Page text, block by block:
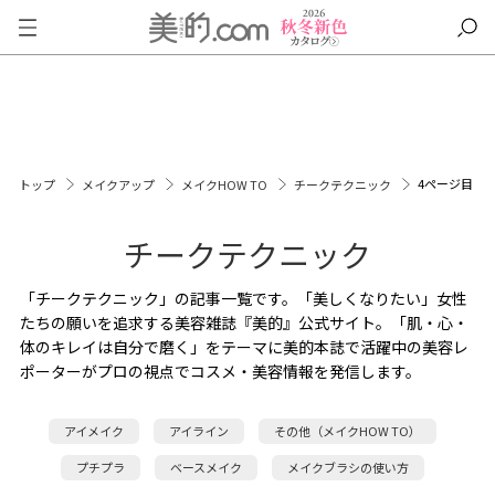
トップ メイクアップ メイクHOW TO チークテクニック 4ページ目
チークテクニック
「チークテクニック」の記事一覧です。「美しくなりたい」女性
たちの願いを追求する美容雑誌『美的』公式サイト。「肌・心・
体のキレイは自分で磨く」をテーマに美的本誌で活躍中の美容レ
ポーターがプロの視点でコスメ・美容情報を発信します。
アイメイク アイライン その他（メイクHOW TO）
プチプラ ベースメイク メイクブラシの使い方